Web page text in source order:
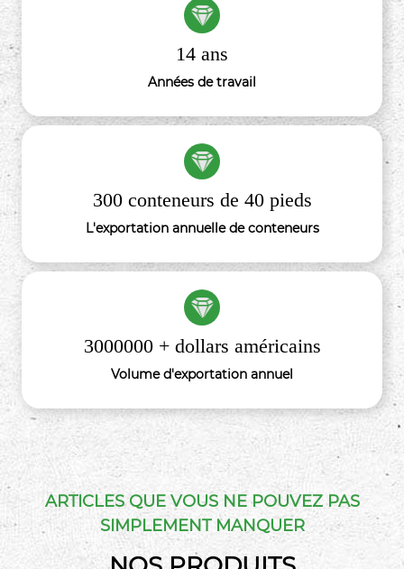
14 ans
Années de travail
300 conteneurs de 40 pieds
L'exportation annuelle de conteneurs
3000000 + dollars américains
Volume d'exportation annuel
ARTICLES QUE VOUS NE POUVEZ PAS
SIMPLEMENT MANQUER